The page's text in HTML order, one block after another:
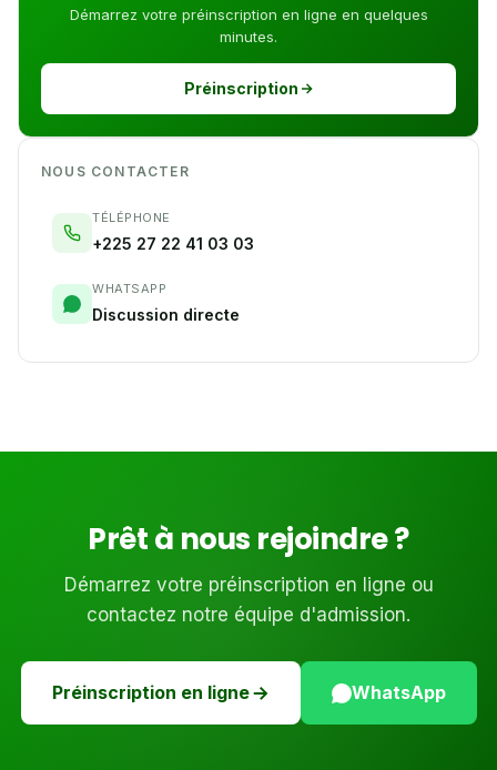
Démarrez votre préinscription en ligne en quelques
minutes.
Préinscription
NOUS CONTACTER
TÉLÉPHONE
+225 27 22 41 03 03
WHATSAPP
Discussion directe
Prêt à nous rejoindre ?
Démarrez votre préinscription en ligne ou
contactez notre équipe d'admission.
Préinscription en ligne WhatsApp